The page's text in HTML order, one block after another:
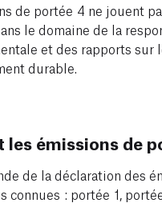
de portée 4 ne jouent
le domaine de la
et des rapports sur
durable.
les émissions de
de la déclaration des
connues : portée 1,